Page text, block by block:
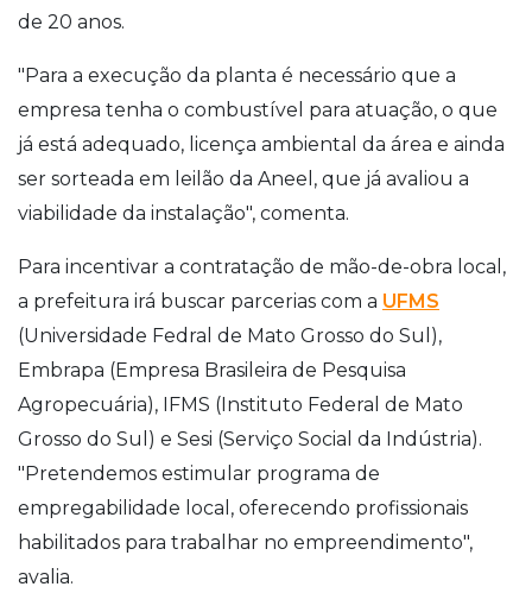
de 20 anos.
"Para a execução da planta é necessário que a
empresa tenha o combustível para atuação, o que
já está adequado, licença ambiental da área e ainda
ser sorteada em leilão da Aneel, que já avaliou a
viabilidade da instalação", comenta.
Para incentivar a contratação de mão-de-obra local,
a prefeitura irá buscar parcerias com a UFMS
(Universidade Fedral de Mato Grosso do Sul),
Embrapa (Empresa Brasileira de Pesquisa
Agropecuária), IFMS (Instituto Federal de Mato
Grosso do Sul) e Sesi (Serviço Social da Indústria).
"Pretendemos estimular programa de
empregabilidade local, oferecendo profissionais
habilitados para trabalhar no empreendimento",
avalia.